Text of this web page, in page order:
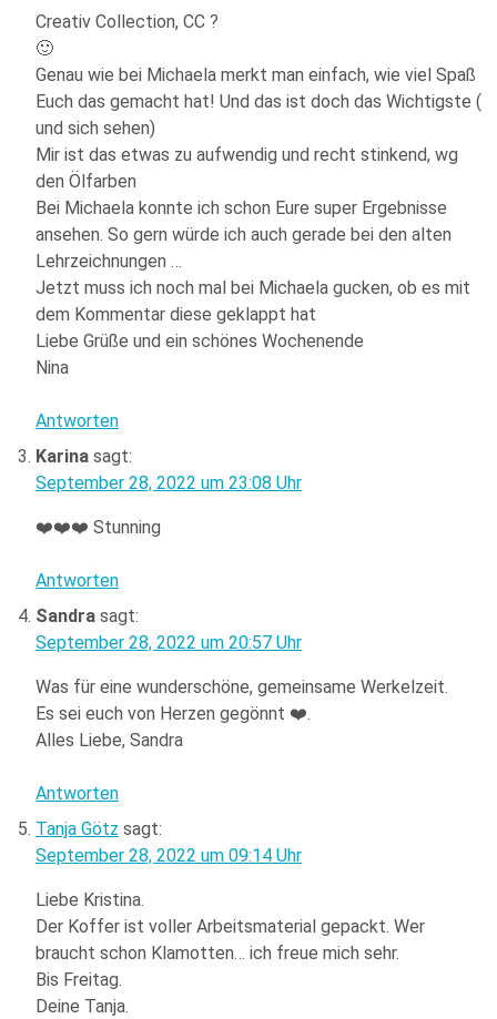
Creativ Collection, CC ?
🙂
Genau wie bei Michaela merkt man einfach, wie viel Spaß
Euch das gemacht hat! Und das ist doch das Wichtigste (
und sich sehen)
Mir ist das etwas zu aufwendig und recht stinkend, wg
den Ölfarben
Bei Michaela konnte ich schon Eure super Ergebnisse
ansehen. So gern würde ich auch gerade bei den alten
Lehrzeichnungen …
Jetzt muss ich noch mal bei Michaela gucken, ob es mit
dem Kommentar diese geklappt hat
Liebe Grüße und ein schönes Wochenende
Nina
Antworten
Karina sagt:
September 28, 2022 um 23:08 Uhr
❤️❤️❤️ Stunning
Antworten
Sandra sagt:
September 28, 2022 um 20:57 Uhr
Was für eine wunderschöne, gemeinsame Werkelzeit.
Es sei euch von Herzen gegönnt ❤️.
Alles Liebe, Sandra
Antworten
Tanja Götz sagt:
September 28, 2022 um 09:14 Uhr
Liebe Kristina.
Der Koffer ist voller Arbeitsmaterial gepackt. Wer
braucht schon Klamotten… ich freue mich sehr.
Bis Freitag.
Deine Tanja.